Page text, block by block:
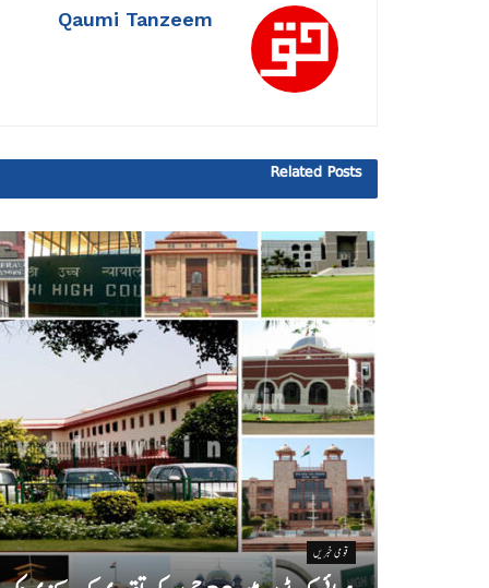
Qaumi Tanzeem
Related Posts
قومی خبریں